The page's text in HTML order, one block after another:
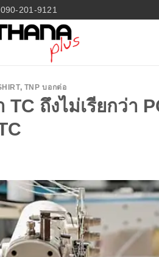
090-201-9121
, TNP บอกต่อ
TC ถึงไม่เรียกว่า